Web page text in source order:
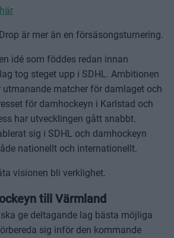
är mer än en försäsongsturnering.
idé som föddes redan innan
tog steget upp i SDHL. Ambitionen
matcher för damlaget och
för damhockeyn i Karlstad och
har utvecklingen gått snabbt.
sig i SDHL och damhockeyn
nationellt och internationellt.
visionen bli verklighet.
till Värmland
ge deltagande lag bästa möjliga
sig inför den kommande